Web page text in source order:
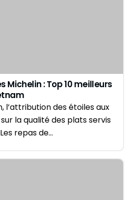
Michelin : Top 10 meilleurs
l’attribution des étoiles aux
la qualité des plats servis
repas de…